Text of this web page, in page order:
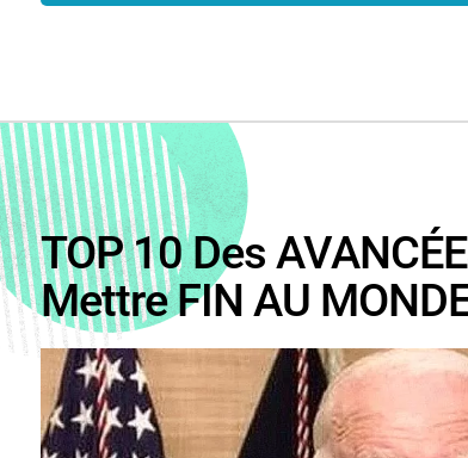
TOP 10 Des
Mettre FIN AU